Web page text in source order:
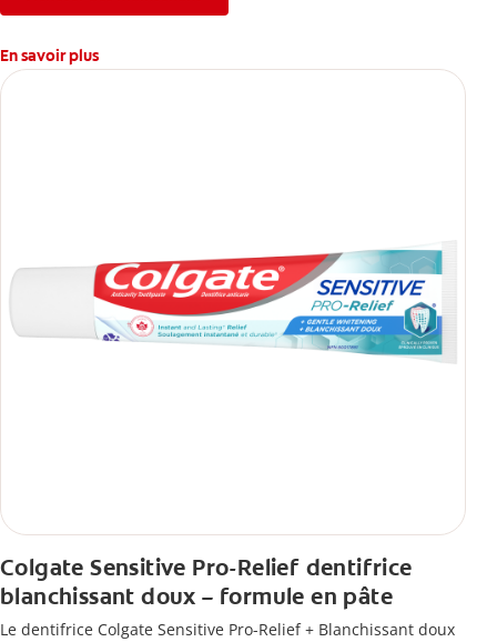
En savoir plus
Colgate Sensitive Pro-Relief dentifrice
blanchissant doux – formule en pâte
Le dentifrice Colgate Sensitive Pro-Relief + Blanchissant doux